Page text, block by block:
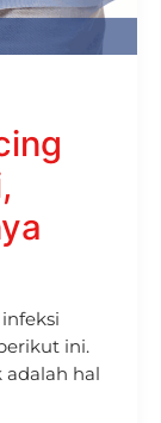
ini.
adalah hal